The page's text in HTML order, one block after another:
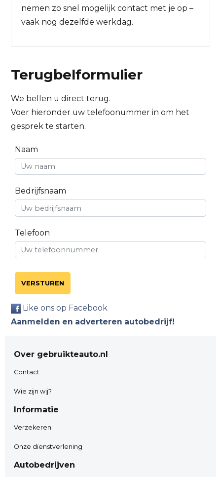
nemen zo snel mogelijk contact met je op –
vaak nog dezelfde werkdag.
Terugbelformulier
We bellen u direct terug.
Voer hieronder uw telefoonummer in om het
gesprek te starten.
Naam
Bedrijfsnaam
Telefoon
VERSTUREN
Like ons op Facebook
Aanmelden en adverteren autobedrijf!
Over gebruikteauto.nl
Contact
Wie zijn wij?
Informatie
Verzekeren
Onze dienstverlening
Autobedrijven